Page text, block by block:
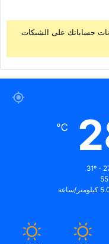
حساباتك على الشبكات
℃
ساعة